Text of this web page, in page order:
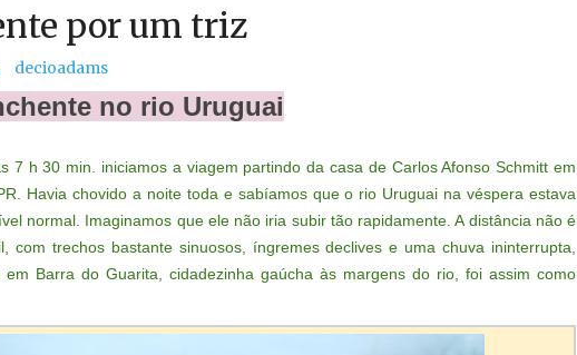
por um triz
decioadams
no rio Uruguai
7 h 30 min. iniciamos a viagem partindo da casa de Carlos Afonso Schmitt em
Havia chovido a noite toda e sabíamos que o rio Uruguai na véspera estava
normal. Imaginamos que ele não iria subir tão rapidamente. A distância não é
com trechos bastante sinuosos, íngremes declives e uma chuva ininterrupta,
Barra do Guarita, cidadezinha gaúcha às margens do rio, foi assim como